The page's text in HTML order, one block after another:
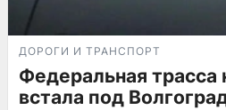
ДОРОГИ И ТРАНСПОРТ
Федеральная трасса
встала под